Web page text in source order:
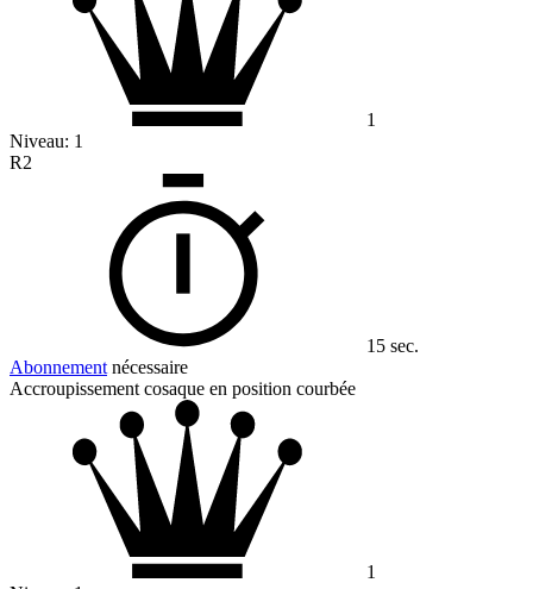
1
Niveau: 1
R2
15 sec.
Abonnement nécessaire
Accroupissement cosaque en position courbée
1